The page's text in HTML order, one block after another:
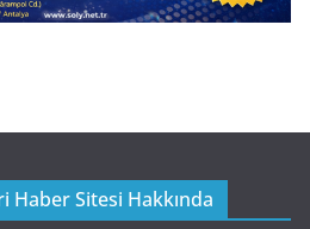
Haber Sitesi Hakkında